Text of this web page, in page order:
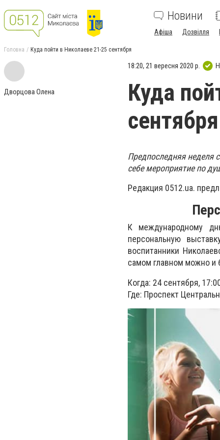
Новини
Афіша Дозвілля
Головна Куда пойти в Николаеве 21-25 сентября
Дворцова Олена
18:20, 21 вересня 2020 р.
Куда
сентября
Предпоследняя неделя
себе мероприятие по
Редакция 0512.ua.
К международному
персональную
воспитанники
самом главном можно и
Когда: 24 сентября,
Где: Проспект